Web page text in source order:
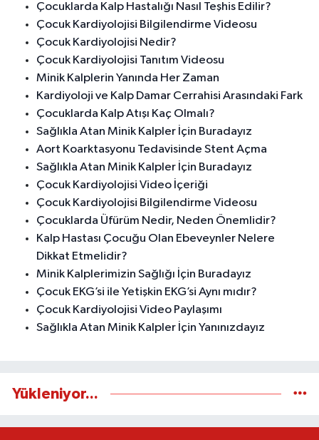
Çocuklarda Kalp Hastalığı Nasıl Teşhis Edilir?
Çocuk Kardiyolojisi Bilgilendirme Videosu
Çocuk Kardiyolojisi Nedir?
Çocuk Kardiyolojisi Tanıtım Videosu
Minik Kalplerin Yanında Her Zaman
Kardiyoloji ve Kalp Damar Cerrahisi Arasındaki Fark
Çocuklarda Kalp Atışı Kaç Olmalı?
Sağlıkla Atan Minik Kalpler İçin Buradayız
Aort Koarktasyonu Tedavisinde Stent Açma
Sağlıkla Atan Minik Kalpler İçin Buradayız
Çocuk Kardiyolojisi Video İçeriği
Çocuk Kardiyolojisi Bilgilendirme Videosu
Çocuklarda Üfürüm Nedir, Neden Önemlidir?
Kalp Hastası Çocuğu Olan Ebeveynler Nelere
Dikkat Etmelidir?
Minik Kalplerimizin Sağlığı İçin Buradayız
Çocuk EKG’si ile Yetişkin EKG’si Aynı mıdır?
Çocuk Kardiyolojisi Video Paylaşımı
Sağlıkla Atan Minik Kalpler İçin Yanınızdayız
Yükleniyor...